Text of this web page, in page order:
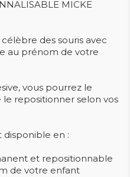
MICKE
des souris avec
au prénom de votre
vous pourrez le
repositionner selon vos
en :
et repositionnable
de votre enfant